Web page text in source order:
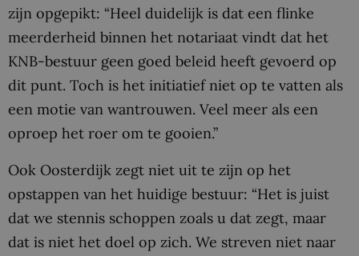
zijn opgepikt: “Heel duidelijk is dat een flinke
meerderheid binnen het notariaat vindt dat het
KNB-bestuur geen goed beleid heeft gevoerd op
dit punt. Toch is het initiatief niet op te vatten als
een motie van wantrouwen. Veel meer als een
oproep het roer om te gooien.”
Ook Oosterdijk zegt niet uit te zijn op het
opstappen van het huidige bestuur: “Het is juist
dat we stennis schoppen zoals u dat zegt, maar
dat is niet het doel op zich. We streven niet naar